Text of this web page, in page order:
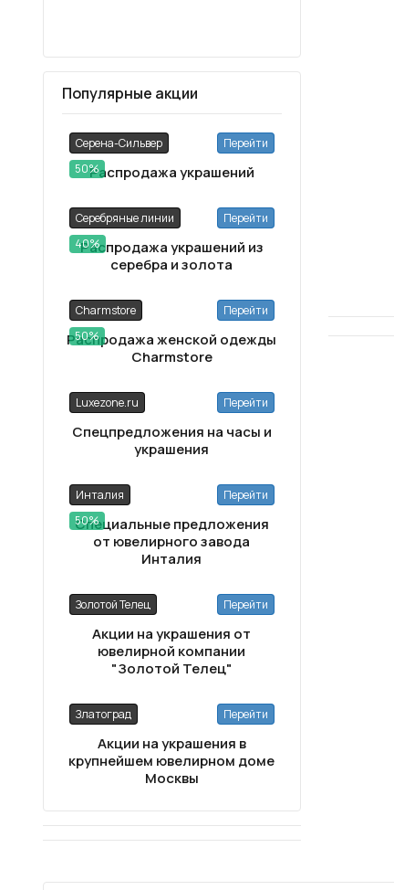
Популярные акции
Серена-Сильвер
50%
Перейти
Распродажа украшений
Серебряные линии
40%
Перейти
Распродажа украшений из
серебра и золота
Charmstore
50%
Перейти
Распродажа женской одежды
Charmstore
Luxezone.ru Перейти
Спецпредложения на часы и
украшения
Инталия
50%
Перейти
Специальные предложения
от ювелирного завода
Инталия
Золотой Телец Перейти
Акции на украшения от
ювелирной компании
"Золотой Телец"
Златоград Перейти
Акции на украшения в
крупнейшем ювелирном доме
Москвы